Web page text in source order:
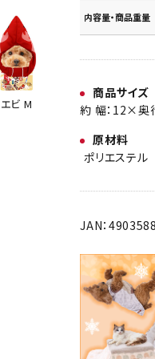
エビ M
内容量・商品重量
商品サイズ
約 幅：12×奥
原材料
ポリエステル
JAN：